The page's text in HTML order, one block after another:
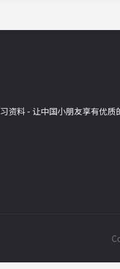
资料 - 让中国小朋友享有优质